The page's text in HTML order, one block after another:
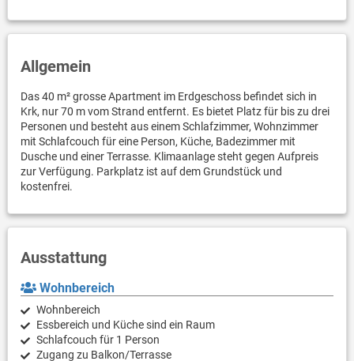
Allgemein
Das 40 m² grosse Apartment im Erdgeschoss befindet sich in
Krk, nur 70 m vom Strand entfernt. Es bietet Platz für bis zu drei
Personen und besteht aus einem Schlafzimmer, Wohnzimmer
mit Schlafcouch für eine Person, Küche, Badezimmer mit
Dusche und einer Terrasse. Klimaanlage steht gegen Aufpreis
zur Verfügung. Parkplatz ist auf dem Grundstück und
kostenfrei.
Ausstattung
Wohnbereich
Wohnbereich
Essbereich und Küche sind ein Raum
Schlafcouch für 1 Person
Zugang zu Balkon/Terrasse